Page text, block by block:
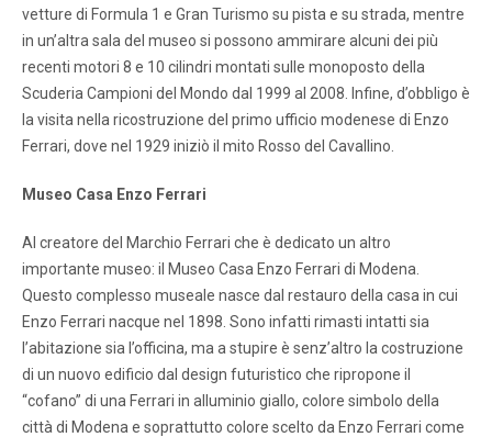
vetture di Formula 1 e Gran Turismo su pista e su strada, mentre
in un’altra sala del museo si possono ammirare alcuni dei più
recenti motori 8 e 10 cilindri montati sulle monoposto della
Scuderia Campioni del Mondo dal 1999 al 2008. Infine, d’obbligo è
la visita nella ricostruzione del primo ufficio modenese di Enzo
Ferrari, dove nel 1929 iniziò il mito Rosso del Cavallino.
Museo Casa Enzo Ferrari
Al creatore del Marchio Ferrari che è dedicato un altro
importante museo: il Museo Casa Enzo Ferrari di Modena.
Questo complesso museale nasce dal restauro della casa in cui
Enzo Ferrari nacque nel 1898. Sono infatti rimasti intatti sia
l’abitazione sia l’officina, ma a stupire è senz’altro la costruzione
di un nuovo edificio dal design futuristico che ripropone il
“cofano” di una Ferrari in alluminio giallo, colore simbolo della
città di Modena e soprattutto colore scelto da Enzo Ferrari come